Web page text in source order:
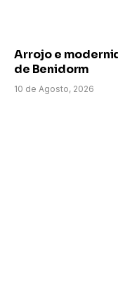
Arrojo e
de Benidorm
10 de Agosto, 2026